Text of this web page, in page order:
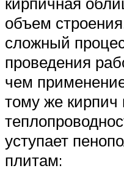
объем
сложный
проведения
чем
тому же кирпич
уступает
плитам: